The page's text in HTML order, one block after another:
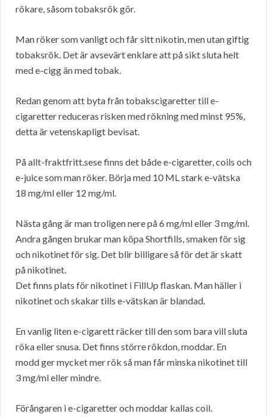
rökare, såsom tobaksrök gör.
Man röker som vanligt och får sitt nikotin, men utan giftig
tobaksrök. Det är avsevärt enklare att på sikt sluta helt
med e-cigg än med tobak.
Redan genom att byta från tobakscigaretter till e-
cigaretter reduceras risken med rökning med minst 95%,
detta är vetenskapligt bevisat.
På allt-fraktfritt.sese finns det både e-cigaretter, coils och
e-juice som man röker. Börja med 10 ML stark e-vätska
18 mg/ml eller 12 mg/ml.
Nästa gång är man troligen nere på 6 mg/ml eller 3 mg/ml.
Andra gången brukar man köpa Shortfills, smaken för sig
och nikotinet för sig. Det blir billigare så för det är skatt
på nikotinet.
Det finns plats för nikotinet i FillUp flaskan. Man häller i
nikotinet och skakar tills e-vätskan är blandad.
En vanlig liten e-cigarett räcker till den som bara vill sluta
röka eller snusa. Det finns större rökdon, moddar. En
modd ger mycket mer rök så man får minska nikotinet till
3 mg/ml eller mindre.
Förångaren i e-cigaretter och moddar kallas coil.